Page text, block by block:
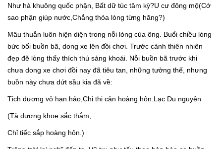
Như hà khuông quốc phận, Bất dữ túc tâm kỳ?U cư đông mộ(Cớ
sao phận giúp nước,Chẳng thỏa lòng từng hăng?)
Mâu thuẫn luôn hiện diện trong nỗi lòng của ông. Buổi chiều lòng
bức bối buồn bã, dong xe lên đồi chơi. Trước cảnh thiên nhiên
đẹp đẽ lòng thấy thích thú sảng khoái. Nỗi buồn bã trước khi
chưa dong xe chơi đồi nay đã tiêu tan, những tưởng thế, nhưng
buồn này chưa dứt sầu kia đã về:
Tịch dương vô hạn hảo,Chỉ thị cận hoàng hôn.Lạc Du nguyên
(Tà dương khoe sắc thắm,
Chỉ tiếc sắp hoàng hôn.)